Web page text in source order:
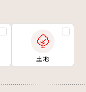
土地